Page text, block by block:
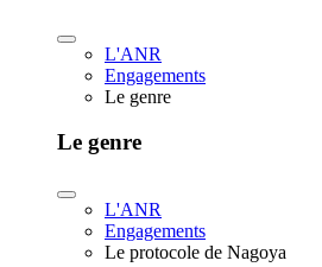
L'ANR
Engagements
Le genre
Le genre
L'ANR
Engagements
Le protocole de Nagoya